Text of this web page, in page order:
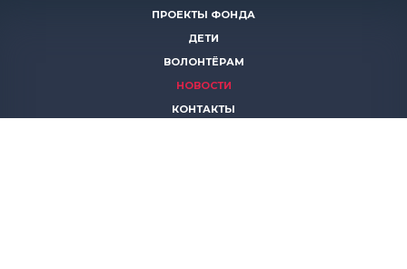
ПРОЕКТЫ ФОНДА
ДЕТИ
ВОЛОНТЁРАМ
НОВОСТИ
КОНТАКТЫ